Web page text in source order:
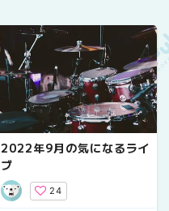
2022年9月の気になるライ
ブ
24